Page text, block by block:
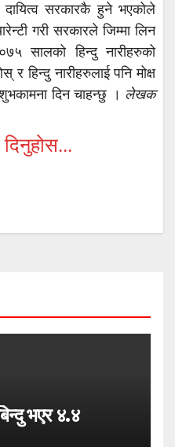
दायित्व सरकारकै हुने भएकोले
गरी सरकारले जिम्मा लिन
सालको हिन्दु नारीहरुको
हिन्दु नारीहरुलाई पनि मोक्ष
दिन चाहन्छु । लेखक
भएर ४.४